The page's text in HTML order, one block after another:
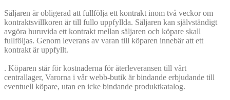
Säljaren är obligerad att fullfölja ett kontrakt inom två veckor om
kontraktsvillkoren är till fullo uppfyllda. Säljaren kan självständigt
avgöra huruvida ett kontrakt mellan säljaren och köpare skall
fullföljas. Genom leverans av varan till köparen innebär att ett
kontrakt är uppfyllt.
. Köparen står för kostnaderna för återleveransen till vårt
centrallager, Varorna i vår webb-butik är bindande erbjudande till
eventuell köpare, utan en icke bindande produktkatalog.